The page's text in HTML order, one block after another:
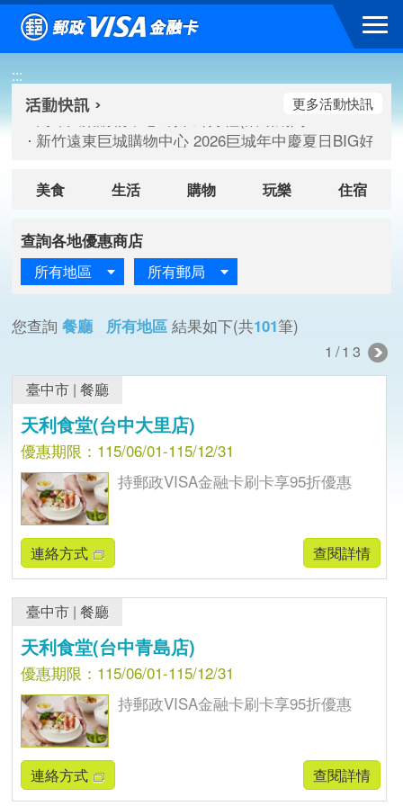
跳到主要內容區塊
:::
高雄大樂購物中心 刷卡郵好禮(活動期間：115/08/07-
臺北三創生活 有點東西第2波 刷卡郵好禮(活動期間：
高雄大樂購物中心 刷卡郵好禮(活動期間：115/08/07-
新竹遠東巨城購物中心 2026巨城年中慶夏日BIG好刷(
更多活動快訊
美食 生活 購物 玩樂 住宿
查詢各地優惠商店
所有地區 所有郵局
您查詢 餐廳 所有地區 結果如下(共101筆)
1/13
臺中市 |餐廳
天利食堂(台中大里店)
優惠期限：115/06/01-115/12/31
持郵政VISA金融卡刷卡享95折優惠
連絡方式 查閱詳情
臺中市 |餐廳
天利食堂(台中青島店)
優惠期限：115/06/01-115/12/31
持郵政VISA金融卡刷卡享95折優惠
連絡方式 查閱詳情